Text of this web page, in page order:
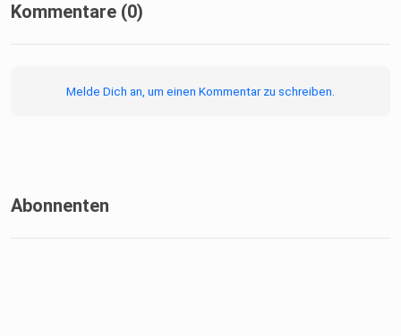
Kommentare (0)
Melde Dich an, um einen Kommentar zu schreiben.
Abonnenten